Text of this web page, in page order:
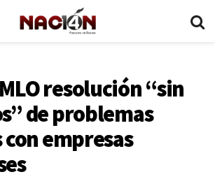
resolución “sin
de problemas
empresas